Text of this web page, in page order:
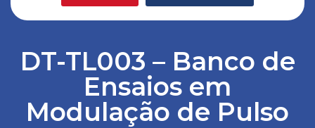
DidaStore
VEX Robotics
DT-TL003 – Banco de
Ensaios em
Modulação de Pulso